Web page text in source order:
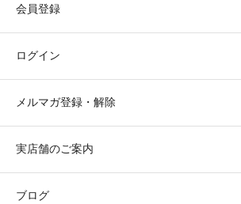
会員登録
ログイン
メルマガ登録・解除
実店舗のご案内
ブログ